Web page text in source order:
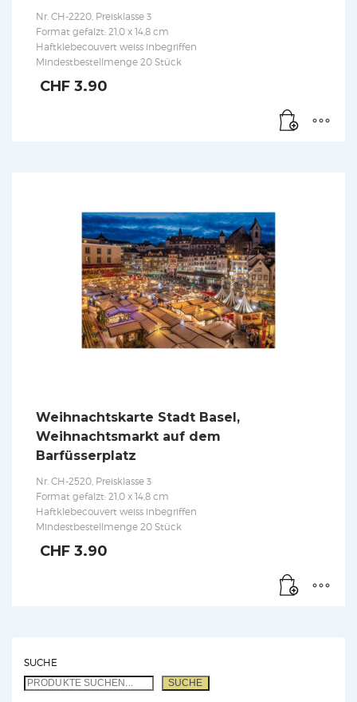
Nr. CH-2220, Preisklasse 3
Format gefalzt: 21,0 x 14,8 cm
Haftklebecouvert weiss inbegriffen
Mindestbestellmenge 20 Stück
CHF 3.90
Weihnachtskarte Stadt Basel,
Weihnachtsmarkt auf dem
Barfüsserplatz
Nr. CH-2520, Preisklasse 3
Format gefalzt: 21,0 x 14,8 cm
Haftklebecouvert weiss inbegriffen
Mindestbestellmenge 20 Stück
CHF 3.90
SUCHE
SUCHE